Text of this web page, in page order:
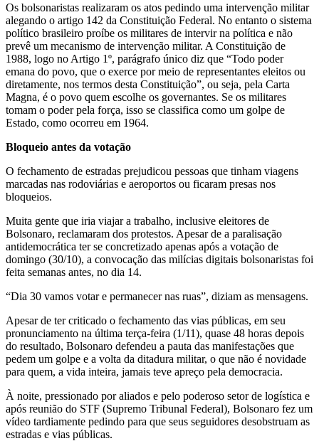
Os bolsonaristas realizaram os atos pedindo uma intervenção militar
alegando o artigo 142 da Constituição Federal. No entanto o sistema
político brasileiro proíbe os militares de intervir na política e não
prevê um mecanismo de intervenção militar. A Constituição de
1988, logo no Artigo 1º, parágrafo único diz que “Todo poder
emana do povo, que o exerce por meio de representantes eleitos ou
diretamente, nos termos desta Constituição”, ou seja, pela Carta
Magna, é o povo quem escolhe os governantes. Se os militares
tomam o poder pela força, isso se classifica como um golpe de
Estado, como ocorreu em 1964.
Bloqueio antes da votação
O fechamento de estradas prejudicou pessoas que tinham viagens
marcadas nas rodoviárias e aeroportos ou ficaram presas nos
bloqueios.
Muita gente que iria viajar a trabalho, inclusive eleitores de
Bolsonaro, reclamaram dos protestos. Apesar de a paralisação
antidemocrática ter se concretizado apenas após a votação de
domingo (30/10), a convocação das milícias digitais bolsonaristas foi
feita semanas antes, no dia 14.
“Dia 30 vamos votar e permanecer nas ruas”, diziam as mensagens.
Apesar de ter criticado o fechamento das vias públicas, em seu
pronunciamento na última terça-feira (1/11), quase 48 horas depois
do resultado, Bolsonaro defendeu a pauta das manifestações que
pedem um golpe e a volta da ditadura militar, o que não é novidade
para quem, a vida inteira, jamais teve apreço pela democracia.
À noite, pressionado por aliados e pelo poderoso setor de logística e
após reunião do STF (Supremo Tribunal Federal), Bolsonaro fez um
vídeo tardiamente pedindo para que seus seguidores desobstruam as
estradas e vias públicas.